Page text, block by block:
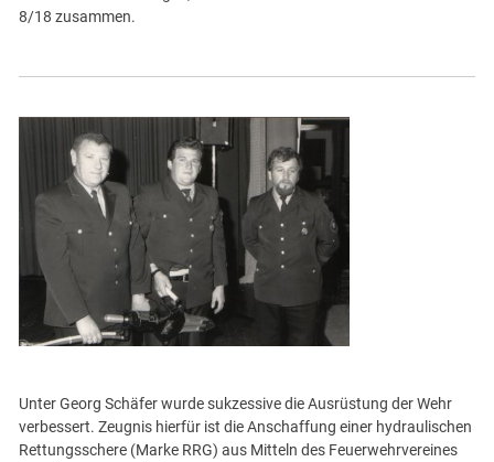
8/18 zusammen.
Unter Georg Schäfer wurde sukzessive die Ausrüstung der Wehr
verbessert. Zeugnis hierfür ist die Anschaffung einer hydraulischen
Rettungsschere (Marke RRG) aus Mitteln des Feuerwehrvereines